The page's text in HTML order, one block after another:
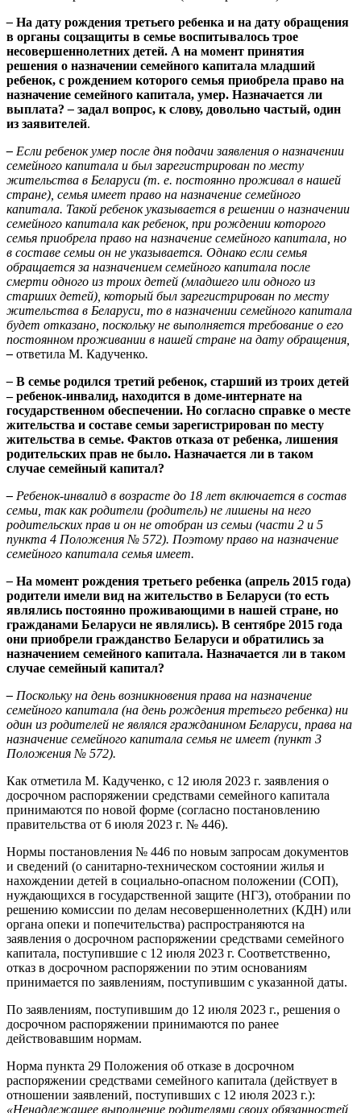
– На дату рождения третьего ребенка и на дату обращения
в органы соцзащиты в семье воспитывалось трое
несовершеннолетних детей. А на момент принятия
решения о назначении семейного капитала младший
ребенок, с рождением которого семья приобрела право на
назначение семейного капитала, умер. Назначается ли
выплата? – задал вопрос, к слову, довольно частый, один
из заявителей.
– Если ребенок умер после дня подачи заявления о назначении
семейного капитала и был зарегистрирован по месту
жительства в Беларуси (т. е. постоянно проживал в нашей
стране), семья имеет право на назначение семейного
капитала. Такой ребенок указывается в решении о назначении
семейного капитала как ребенок, при рождении которого
семья приобрела право на назначение семейного капитала, но
в составе семьи он не указывается. Однако если семья
обращается за назначением семейного капитала после
смерти одного из троих детей (младшего или одного из
старших детей), который был зарегистрирован по месту
жительства в Беларуси, то в назначении семейного капитала
будет отказано, поскольку не выполняется требование о его
постоянном проживании в нашей стране на дату обращения,
– ответила М. Кадученко.
– В семье родился третий ребенок, старший из троих детей
– ребенок-инвалид, находится в доме-интернате на
государственном обеспечении. Но согласно справке о месте
жительства и составе семьи зарегистрирован по месту
жительства в семье. Фактов отказа от ребенка, лишения
родительских прав не было. Назначается ли в таком
случае семейный капитал?
– Ребенок-инвалид в возрасте до 18 лет включается в состав
семьи, так как родители (родитель) не лишены на него
родительских прав и он не отобран из семьи (части 2 и 5
пункта 4 Положения № 572). Поэтому право на назначение
семейного капитала семья имеет.
– На момент рождения третьего ребенка (апрель 2015 года)
родители имели вид на жительство в Беларуси (то есть
являлись постоянно проживающими в нашей стране, но
гражданами Беларуси не являлись). В сентябре 2015 года
они приобрели гражданство Беларуси и обратились за
назначением семейного капитала. Назначается ли в таком
случае семейный капитал?
– Поскольку на день возникновения права на назначение
семейного капитала (на день рождения третьего ребенка) ни
один из родителей не являлся гражданином Беларуси, права на
назначение семейного капитала семья не имеет (пункт 3
Положения № 572).
Как отметила М. Кадученко, с 12 июля 2023 г. заявления о
досрочном распоряжении средствами семейного капитала
принимаются по новой форме (согласно постановлению
правительства от 6 июля 2023 г. № 446).
Нормы постановления № 446 по новым запросам документов
и сведений (о санитарно-техническом состоянии жилья и
нахождении детей в социально-опасном положении (СОП),
нуждающихся в государственной защите (НГЗ), отобрании по
решению комиссии по делам несовершеннолетних (КДН) или
органа опеки и попечительства) распространяются на
заявления о досрочном распоряжении средствами семейного
капитала, поступившие с 12 июля 2023 г. Соответственно,
отказ в досрочном распоряжении по этим основаниям
принимается по заявлениям, поступившим с указанной даты.
По заявлениям, поступившим до 12 июля 2023 г., решения о
досрочном распоряжении принимаются по ранее
действовавшим нормам.
Норма пункта 29 Положения об отказе в досрочном
распоряжении средствами семейного капитала (действует в
отношении заявлений, поступивших с 12 июля 2023 г.):
«Ненадлежащее выполнение родителями своих обязанностей